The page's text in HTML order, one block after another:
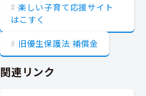
楽しい子育て応援サイト
はこすく
旧優生保護法 補償金
関連リンク